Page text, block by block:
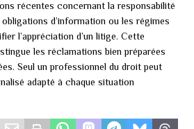
récentes concernant la responsabilité
d’information ou les régimes
l’appréciation d’un litige. Cette
les réclamations bien préparées
Seul un professionnel du droit peut
adapté à chaque situation